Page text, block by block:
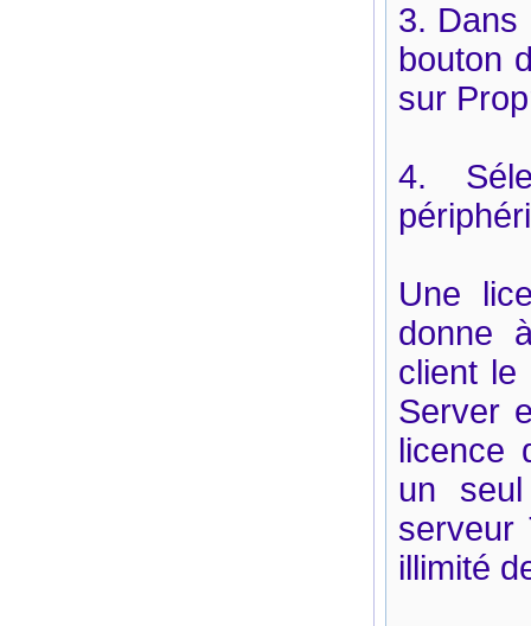
3. Dans
bouton
sur
4.
Une
donne
client le
Server
licence
un
serveur
illimité